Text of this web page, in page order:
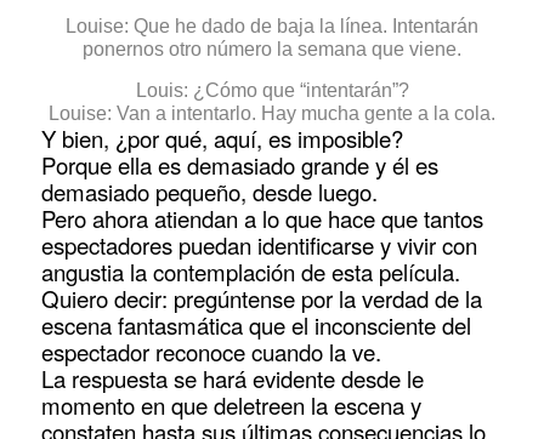
Louise: Que he dado de baja la línea. Intentarán
ponernos otro número la semana que viene.
Louis: ¿Cómo que “intentarán”?
Louise: Van a intentarlo. Hay mucha gente a la cola.
Y bien, ¿por qué, aquí, es imposible?
Porque ella es demasiado grande y él es
demasiado pequeño, desde luego.
Pero ahora atiendan a lo que hace que tantos
espectadores puedan identificarse y vivir con
angustia la contemplación de esta película.
Quiero decir: pregúntense por la verdad de la
escena fantasmática que el inconsciente del
espectador reconoce cuando la ve.
La respuesta se hará evidente desde le
momento en que deletreen la escena y
constaten hasta sus últimas consecuencias lo